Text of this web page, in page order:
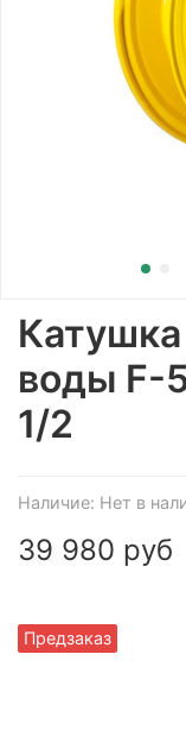
Наличие: Нет в
Предзаказ
воды F-
1/2
39 980 руб